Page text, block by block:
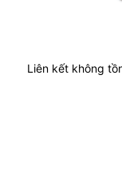
Liên kết không